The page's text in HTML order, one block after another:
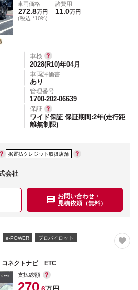
車両価格
272.8万円
(税込 *10%)
諸費用
11.0万円
車検
2028(R10)年04月
車両評価書
あり
管理番号
1700-202-06639
保証
ワイド保証 保証期間:2年(走行距
離無制限)
据置払クレジット取扱店舗
会社
お問い合わせ・
見積依頼（無料）
e-POWER プロパイロット
コネクトナビ ETC
支払総額